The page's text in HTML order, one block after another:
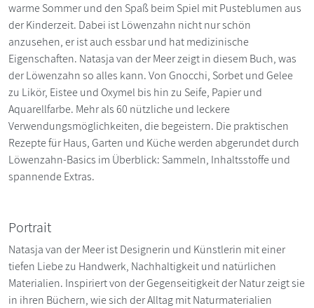
warme Sommer und den Spaß beim Spiel mit Pusteblumen aus
der Kinderzeit. Dabei ist Löwenzahn nicht nur schön
anzusehen, er ist auch essbar und hat medizinische
Eigenschaften. Natasja van der Meer zeigt in diesem Buch, was
der Löwenzahn so alles kann. Von Gnocchi, Sorbet und Gelee
zu Likör, Eistee und Oxymel bis hin zu Seife, Papier und
Aquarellfarbe. Mehr als 60 nützliche und leckere
Verwendungsmöglichkeiten, die begeistern. Die praktischen
Rezepte für Haus, Garten und Küche werden abgerundet durch
Löwenzahn-Basics im Überblick: Sammeln, Inhaltsstoffe und
spannende Extras.
Portrait
Natasja van der Meer ist Designerin und Künstlerin mit einer
tiefen Liebe zu Handwerk, Nachhaltigkeit und natürlichen
Materialien. Inspiriert von der Gegenseitigkeit der Natur zeigt sie
in ihren Büchern, wie sich der Alltag mit Naturmaterialien